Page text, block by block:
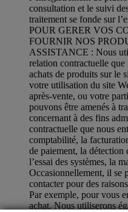
consultation et le suivi
traitement se fonde sur
POUR GERER VOS
FOURNIR NOS
ASSISTANCE : Nous
relation contractuelle que
achats de produits sur le
votre utilisation du site
après-vente, ou votre
pouvons être amenés à
concernant à des fins
contractuelle que nous
comptabilité, la
de paiement, la détection
l’essai des systèmes, la
Occasionnellement, il se
contacter pour des
Par exemple, pour vous
achat. Nous utiliserons